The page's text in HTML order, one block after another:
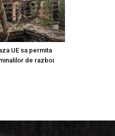
UE sa permita
de razboi